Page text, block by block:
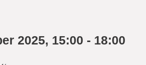
2025, 15:00 - 18:00